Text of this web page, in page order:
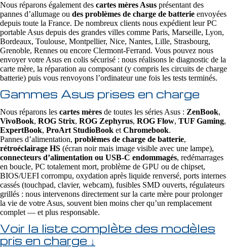
Nous réparons également des cartes mères Asus présentant des
pannes d’allumage ou des problèmes de charge de batterie envoyées
depuis toute la France. De nombreux clients nous expédient leur PC
portable Asus depuis des grandes villes comme Paris, Marseille, Lyon,
Bordeaux, Toulouse, Montpellier, Nice, Nantes, Lille, Strasbourg,
Grenoble, Rennes ou encore Clermont-Ferrand. Vous pouvez nous
envoyer votre Asus en colis sécurisé : nous réalisons le diagnostic de la
carte mère, la réparation au composant (y compris les circuits de charge
batterie) puis vous renvoyons l’ordinateur une fois les tests terminés.
Gammes Asus prises en charge
Nous réparons les cartes mères de toutes les séries Asus : ZenBook,
VivoBook, ROG Strix, ROG Zephyrus, ROG Flow, TUF Gaming,
ExpertBook, ProArt StudioBook et Chromebook.
Pannes d’alimentation, problèmes de charge de batterie,
rétroéclairage HS (écran noir mais image visible avec une lampe),
connecteurs d’alimentation ou USB‑C endommagés, redémarrages
en boucle, PC totalement mort, problème de GPU ou de chipset,
BIOS/UEFI corrompu, oxydation après liquide renversé, ports internes
cassés (touchpad, clavier, webcam), fusibles SMD ouverts, régulateurs
grillés : nous intervenons directement sur la carte mère pour prolonger
la vie de votre Asus, souvent bien moins cher qu’un remplacement
complet — et plus responsable.
Voir la liste complète des modèles
pris en charge ↓